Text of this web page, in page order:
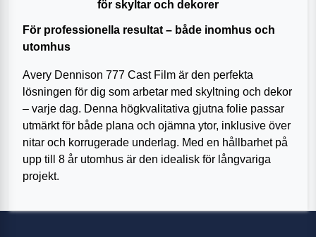
för skyltar och dekorer
För professionella resultat – både inomhus och
utomhus
Avery Dennison 777 Cast Film är den perfekta
lösningen för dig som arbetar med skyltning och dekor
– varje dag. Denna högkvalitativa gjutna folie passar
utmärkt för både plana och ojämna ytor, inklusive över
nitar och korrugerade underlag. Med en hållbarhet på
upp till 8 år utomhus är den idealisk för långvariga
projekt.